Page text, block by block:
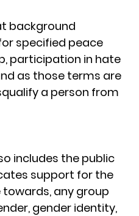
background
specified peace
participation in hate
as those terms are
a person from
includes the public
support for the
any group
gender identity,